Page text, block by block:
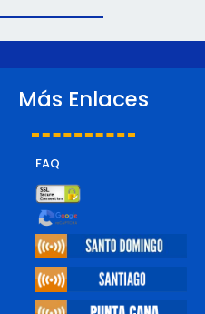
Más Enlaces
FAQ